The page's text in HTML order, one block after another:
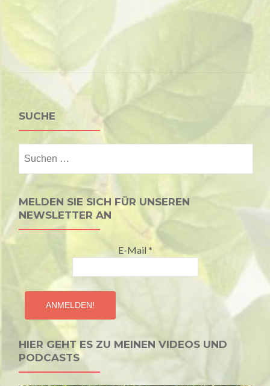
SUCHE
nach:
MELDEN SIE SICH FÜR UNSEREN
NEWSLETTER AN
E-Mail *
HIER GEHT ES ZU MEINEN VIDEOS UND
PODCASTS